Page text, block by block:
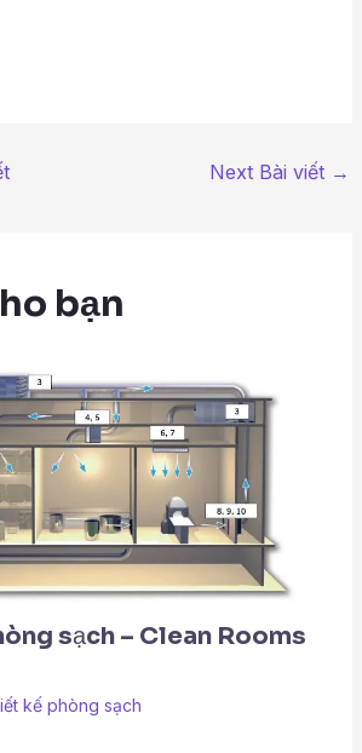
Next Bài viết →
bạn
sạch – Clean Rooms
kế phòng sạch